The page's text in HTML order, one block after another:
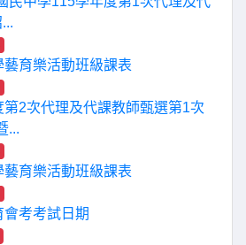
育樂活動班級課表
2次代理及代課教師甄選第1次
...
育樂活動班級課表
考考試日期